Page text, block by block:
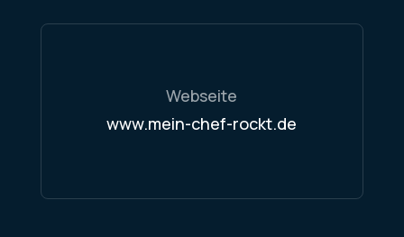
Webseite
www.mein-chef-rockt.de